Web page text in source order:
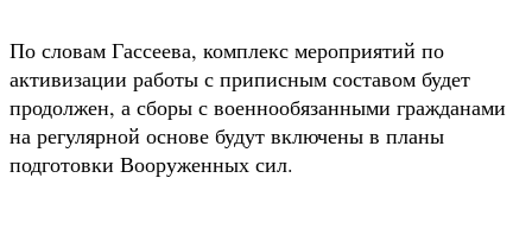
По словам Гассеева, комплекс мероприятий по
активизации работы с приписным составом будет
продолжен, а сборы с военнообязанными гражданами
на регулярной основе будут включены в планы
подготовки Вооруженных сил.